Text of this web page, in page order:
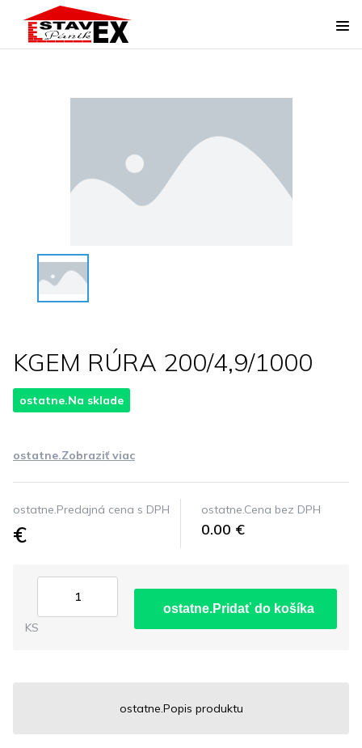
KGEM RÚRA 200/4,9/1000
ostatne.Na sklade
ostatne.Zobraziť viac
ostatne.Predajná cena s DPH
€
ostatne.Cena bez DPH
0.00 €
KS
ostatne.Pridať do košíka
ostatne.Popis produktu